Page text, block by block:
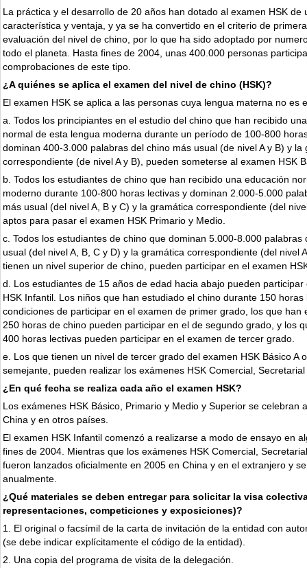
La práctica y el desarrollo de 20 años han dotado al examen HSK de
característica y ventaja, y ya se ha convertido en el criterio de
evaluación del nivel de chino, por lo que ha sido adoptado por
todo el planeta. Hasta fines de 2004, unas 400.000 personas
comprobaciones de este tipo.
¿A quiénes se aplica el examen del nivel de chino (HSK)?
El examen HSK se aplica a las personas cuya lengua materna no es
a. Todos los principiantes en el estudio del chino que han recibido
normal de esta lengua moderna durante un período de 100-800
dominan 400-3.000 palabras del chino más usual (de nivel A y B) y la
correspondiente (de nivel A y B), pueden someterse al examen HSK
b. Todos los estudiantes de chino que han recibido una educación
moderno durante 100-800 horas lectivas y dominan 2.000-5.000
más usual (del nivel A, B y C) y la gramática correspondiente (del
aptos para pasar el examen HSK Primario y Medio.
c. Todos los estudiantes de chino que dominan 5.000-8.000 palabras
usual (del nivel A, B, C y D) y la gramática correspondiente (del nivel
tienen un nivel superior de chino, pueden participar en el examen
d. Los estudiantes de 15 años de edad hacia abajo pueden participar
HSK Infantil. Los niños que han estudiado el chino durante 150 horas
condiciones de participar en el examen de primer grado, los que han
250 horas de chino pueden participar en el de segundo grado, y los
400 horas lectivas pueden participar en el examen de tercer grado.
e. Los que tienen un nivel de tercer grado del examen HSK Básico A
semejante, pueden realizar los exámenes HSK Comercial,
¿En qué fecha se realiza cada año el examen HSK?
Los exámenes HSK Básico, Primario y Medio y Superior se celebran
China y en otros países.
El examen HSK Infantil comenzó a realizarse a modo de ensayo en
fines de 2004. Mientras que los exámenes HSK Comercial,
fueron lanzados oficialmente en 2005 en China y en el extranjero y
anualmente.
¿Qué materiales se deben entregar para solicitar la visa
representaciones, competiciones y exposiciones)?
1. El original o facsímil de la carta de invitación de la entidad con
(se debe indicar explícitamente el código de la entidad).
2. Una copia del programa de visita de la delegación.